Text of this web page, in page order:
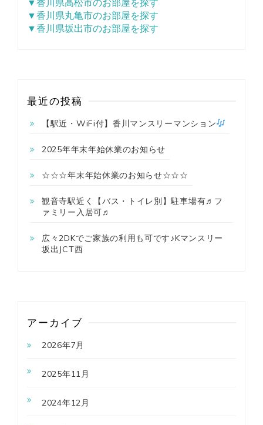
▼香川県丸亀市のお部屋を探す
▼香川県坂出市のお部屋を探す
最近の投稿
【駅近・WiFi付】香川マンスリーマンション
2025年年末年始休業のお知らせ
☆☆☆年末年始休業のお知らせ☆☆☆
観音寺駅近く【バス・トイレ別】駐車場有♬フ
ァミリー入居可♬
広々2DKでご家族の利用も可です♪Kマンスリー
坂出JCT西
アーカイブ
2026年7月
2025年11月
2024年12月